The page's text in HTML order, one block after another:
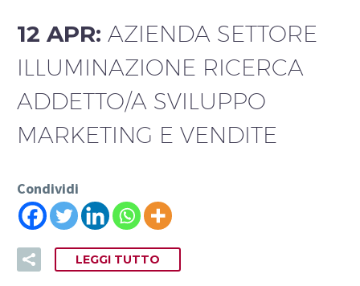
12 APR: AZIENDA SETTORE
ILLUMINAZIONE RICERCA
ADDETTO/A SVILUPPO
MARKETING E VENDITE
Condividi
LEGGI TUTTO